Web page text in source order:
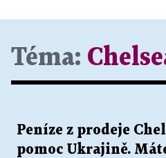
Téma:
Peníze z prodeje
pomoc Ukrajině.